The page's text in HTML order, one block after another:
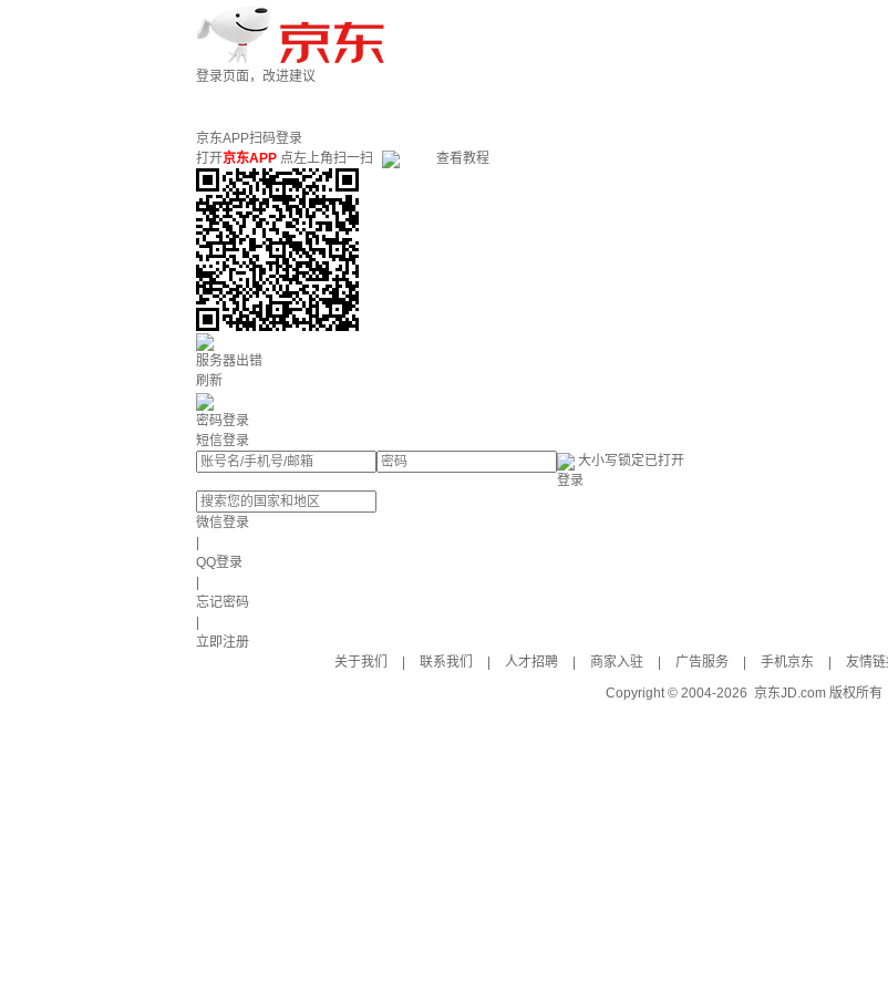
登录页面，改进建议
京东APP扫码登录
打开京东APP 点左上角扫一扫 查看教程
服务器出错
刷新
密码登录
短信登录
大小写锁定已打开
登录
微信登录
QQ登录
忘记密码
立即注册
关于我们
联系我们 人才招聘 商家入驻 广告服务 手机京东 友情
Copyright © 2004-2026 京东JD.com 版权所有